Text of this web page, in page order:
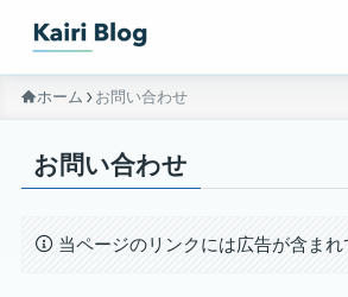
ホーム お問い合わせ
お問い合わせ
当ページのリンクには広告が含まれ